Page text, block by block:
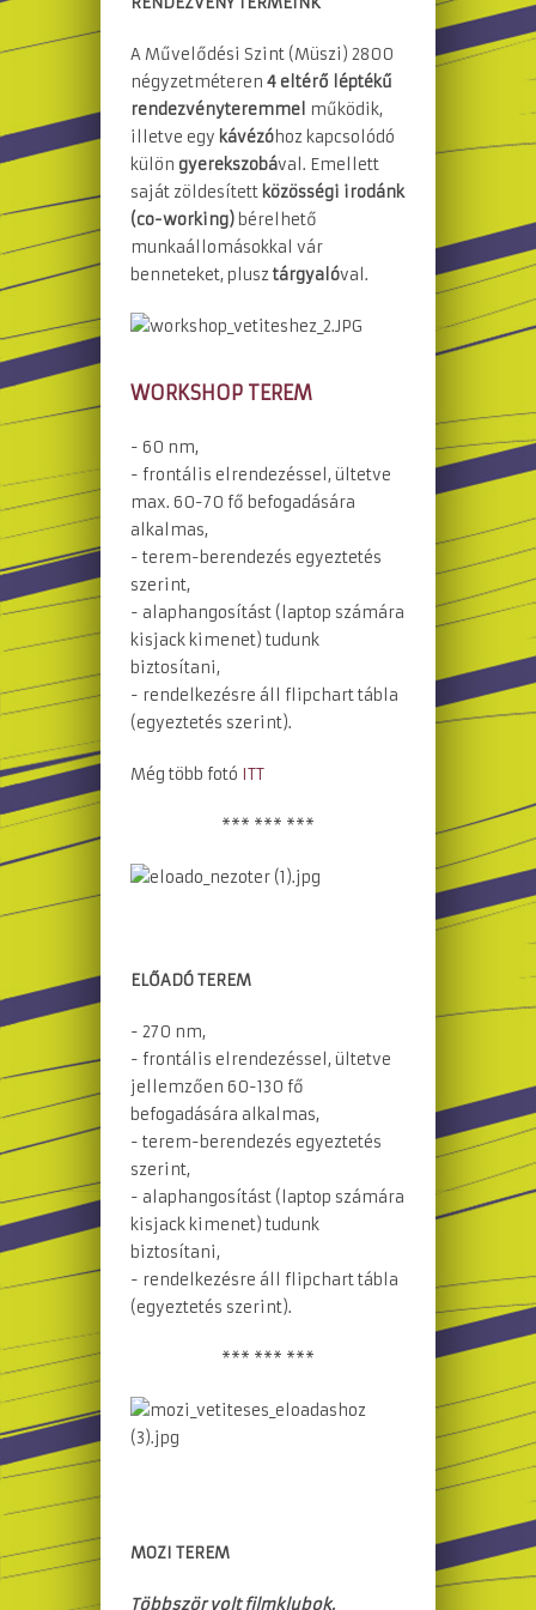
A Művelődési Szint (Müszi) 2800
négyzetméteren 4 eltérő léptékű
rendezvényteremmel működik,
illetve egy kávézóhoz kapcsolódó
külön gyerekszobával. Emellett
saját zöldesített közösségi irodánk
(co-working) bérelhető
munkaállomásokkal vár
benneteket, plusztárgyalóval.
WORKSHOP TEREM
- 60 nm,
- frontális elrendezéssel, ültetve
max. 60-70 fő befogadására
alkalmas,
- terem-berendezés egyeztetés
szerint,
- alaphangosítást (laptop számára
kisjack kimenet) tudunk
biztosítani,
- rendelkezésre áll flipchart tábla
(egyeztetés szerint).
Még több fotó ITT
*** *** ***
ELŐADÓ TEREM
- 270 nm,
- frontális elrendezéssel, ültetve
jellemzően 60-130 fő
befogadására alkalmas,
- terem-berendezés egyeztetés
szerint,
- alaphangosítást (laptop számára
kisjack kimenet) tudunk
biztosítani,
- rendelkezésre áll flipchart tábla
(egyeztetés szerint).
*** *** ***
MOZI TEREM
Többször volt filmklubok,